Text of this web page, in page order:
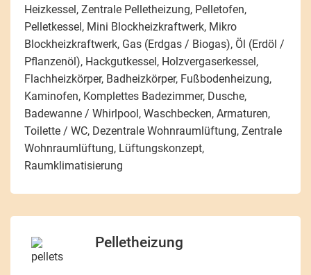
Heizkessel, Zentrale Pelletheizung, Pelletofen,
Pelletkessel, Mini Blockheizkraftwerk, Mikro
Blockheizkraftwerk, Gas (Erdgas / Biogas), Öl (Erdöl /
Pflanzenöl), Hackgutkessel, Holzvergaserkessel,
Flachheizkörper, Badheizkörper, Fußbodenheizung,
Kaminofen, Komplettes Badezimmer, Dusche,
Badewanne / Whirlpool, Waschbecken, Armaturen,
Toilette / WC, Dezentrale Wohnraumlüftung, Zentrale
Wohnraumlüftung, Lüftungskonzept,
Raumklimatisierung
Pelletheizung